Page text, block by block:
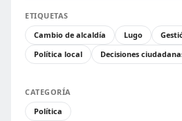
ETIQUETAS
Cambio de alcaldía
Lugo
Política local
Decisiones
CATEGORÍA
Política